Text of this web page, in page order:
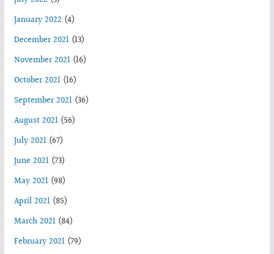
January 2022 (4)
December 2021(13)
November 2021(16)
October 2021(16)
September 2021(36)
August 2021(56)
July 2021(67)
June 2021(73)
May 2021(98)
April 2021(85)
March 2021(84)
February 2021(79)